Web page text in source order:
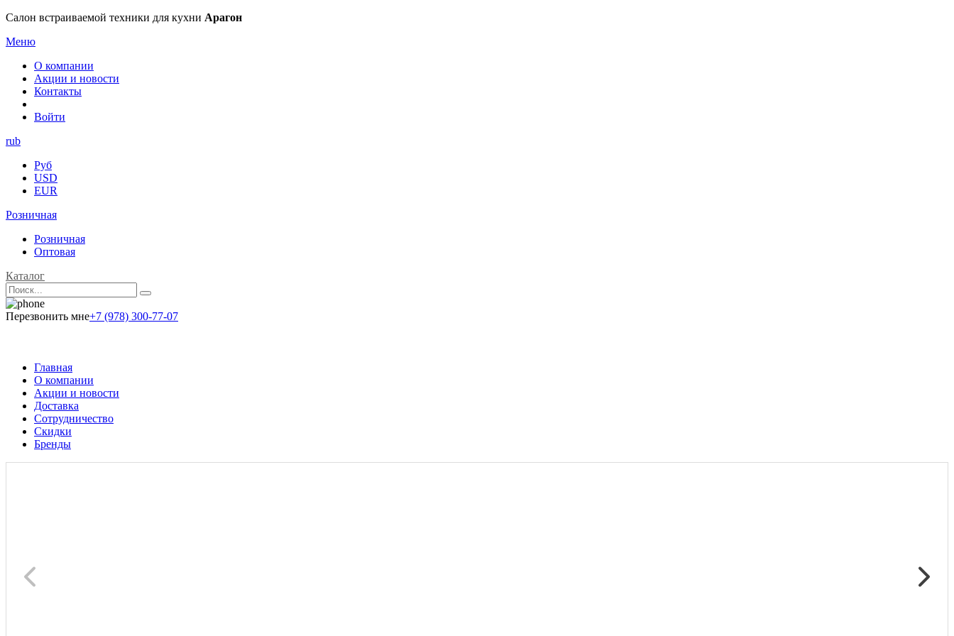
Салон встраиваемой техники для кухни Арагон
Меню
О компании
Акции и новости
Контакты
Войти
rub
Руб
USD
EUR
Розничная
Розничная
Оптовая
Каталог
Перезвонить мне+7 (978) 300-77-07
Главная
О компании
Акции и новости
Доставка
Сотрудничество
Скидки
Бренды